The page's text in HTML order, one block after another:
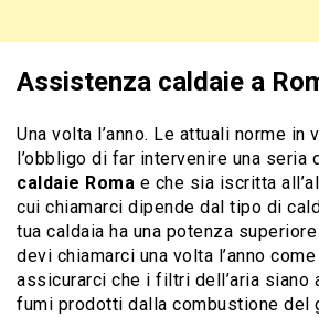
Assistenza caldaie a
Una volta l’anno. Le attuali norme in
l’obbligo di far intervenire una seria
caldaie Roma e che sia iscritta
cui chiamarci dipende dal tipo di
tua caldaia ha una potenza
devi chiamarci una volta l’anno
assicurarci che i filtri dell’aria siano
fumi prodotti dalla combustione del